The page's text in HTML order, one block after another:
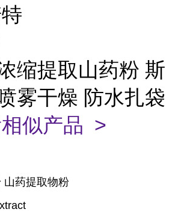
缩提取山药粉 斯
雾干燥 防水扎袋
似产品 >
山药提取物粉